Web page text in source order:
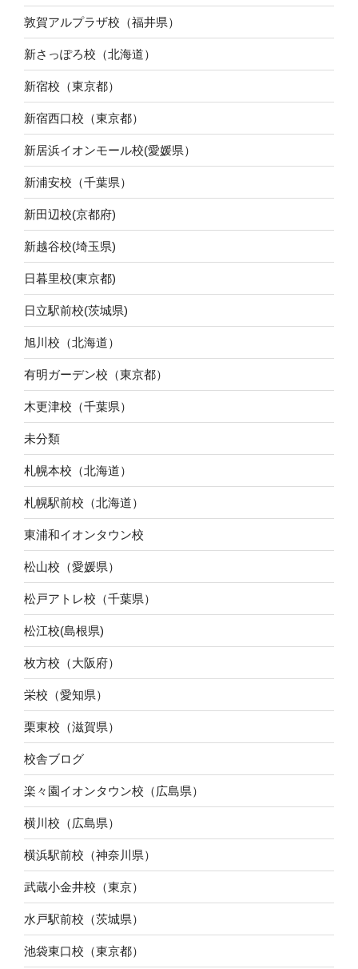
敦賀アルプラザ校（福井県）
新さっぽろ校（北海道）
新宿校（東京都）
新宿西口校（東京都）
新居浜イオンモール校(愛媛県）
新浦安校（千葉県）
新田辺校(京都府)
新越谷校(埼玉県)
日暮里校(東京都)
日立駅前校(茨城県)
旭川校（北海道）
有明ガーデン校（東京都）
木更津校（千葉県）
未分類
札幌本校（北海道）
札幌駅前校（北海道）
東浦和イオンタウン校
松山校（愛媛県）
松戸アトレ校（千葉県）
松江校(島根県)
枚方校（大阪府）
栄校（愛知県）
栗東校（滋賀県）
校舎ブログ
楽々園イオンタウン校（広島県）
横川校（広島県）
横浜駅前校（神奈川県）
武蔵小金井校（東京）
水戸駅前校（茨城県）
池袋東口校（東京都）